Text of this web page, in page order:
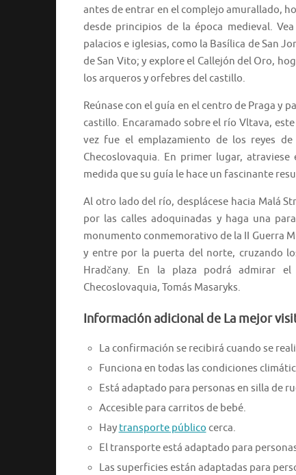
antes de entrar en el complejo amurallado,
desde principios de la época medieval.
palacios e iglesias, como la Basílica de San
de San Vito; y explore el Callejón del Oro,
los arqueros y orfebres del castillo.
Reúnase con el guía en el centro de Praga y
castillo. Encaramado sobre el río Vltava,
vez fue el emplazamiento de los reyes
Checoslovaquia. En primer lugar,
medida que su guía le hace un fascinante
Al otro lado del río, desplácese hacia Malá
por las calles adoquinadas y haga una
monumento conmemorativo de la II Guerra
y entre por la puerta del norte, cruzando
Hradčany. En la plaza podrá admirar
Checoslovaquia, Tomás Masaryks.
Información adicional de La mejor
La confirmación se recibirá cuando se
Funciona en todas las condiciones
Está adaptado para personas en silla de
Accesible para carritos de bebé.
Hay transporte público cerca.
El transporte está adaptado para
Las superficies están adaptadas para